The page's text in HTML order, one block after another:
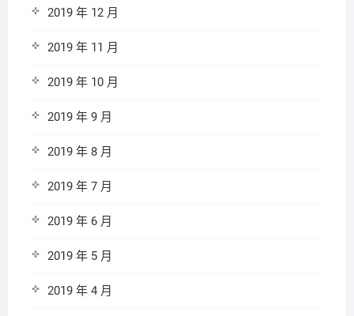
2019 年 12 月
2019 年 11 月
2019 年 10 月
2019 年 9 月
2019 年 8 月
2019 年 7 月
2019 年 6 月
2019 年 5 月
2019 年 4 月